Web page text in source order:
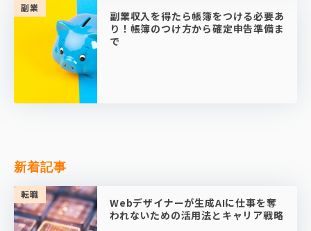
副業
副業収入を得たら帳簿をつける必要あ
り！帳簿のつけ方から確定申告準備ま
で
新着記事
転職
Webデザイナーが生成AIに仕事を奪
われないための活用法とキャリア戦略